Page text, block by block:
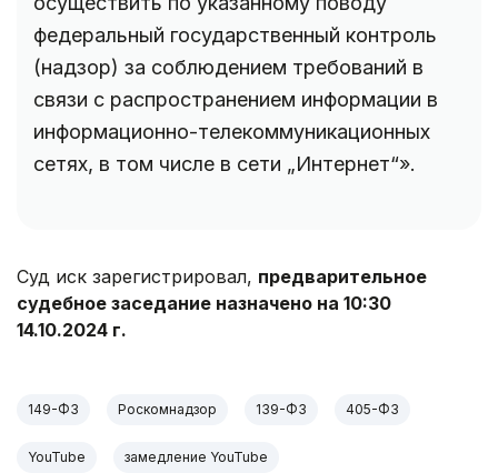
федеральный государственный контроль
(надзор) за соблюдением требований в
связи с распространением информации в
информационно-телекоммуникационных
сетях, в том числе в сети „Интернет“».
Суд иск зарегистрировал, предварительное
судебное заседание назначено на 10:30
14.10.2024 г.
149-ФЗ Роскомнадзор 139-ФЗ 405-ФЗ
YouTube замедление YouTube